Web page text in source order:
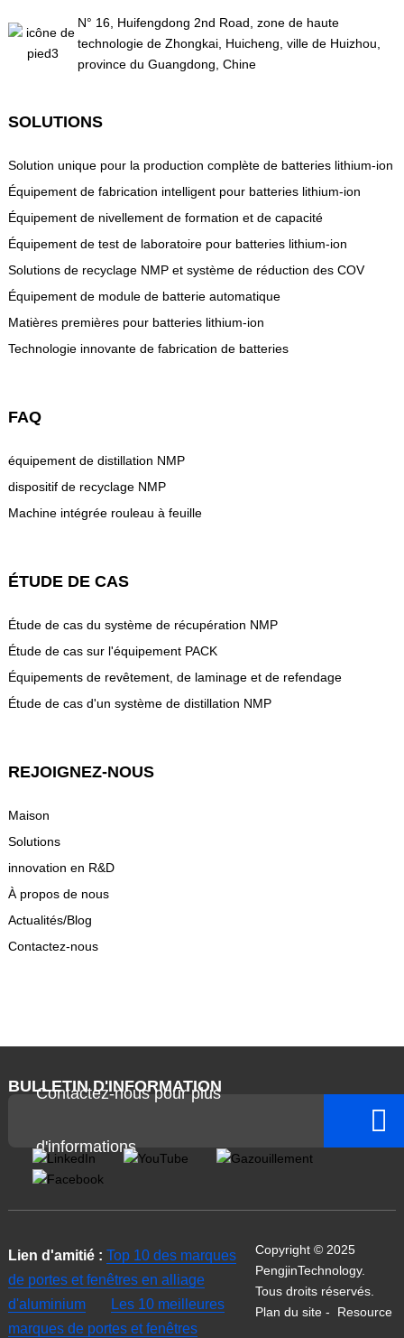
N° 16, Huifengdong 2nd Road, zone de haute
technologie de Zhongkai, Huicheng, ville de Huizhou,
province du Guangdong, Chine
SOLUTIONS
Solution unique pour la production complète de batteries lithium-ion
Équipement de fabrication intelligent pour batteries lithium-ion
Équipement de nivellement de formation et de capacité
Équipement de test de laboratoire pour batteries lithium-ion
Solutions de recyclage NMP et système de réduction des COV
Équipement de module de batterie automatique
Matières premières pour batteries lithium-ion
Technologie innovante de fabrication de batteries
FAQ
équipement de distillation NMP
dispositif de recyclage NMP
Machine intégrée rouleau à feuille
ÉTUDE DE CAS
Étude de cas du système de récupération NMP
Étude de cas sur l'équipement PACK
Équipements de revêtement, de laminage et de refendage
Étude de cas d'un système de distillation NMP
REJOIGNEZ-NOUS
Maison
Solutions
innovation en R&D
À propos de nous
Actualités/Blog
Contactez-nous
BULLETIN D'INFORMATION
Contactez-nous pour plus
d'informations
Lien d'amitié : Top 10 des marques
de portes et fenêtres en alliage
d'aluminium
Les 10 meilleures
marques de portes et fenêtres
Copyright © 2025
PengjinTechnology.
Tous droits réservés.
Plan du site- Resource